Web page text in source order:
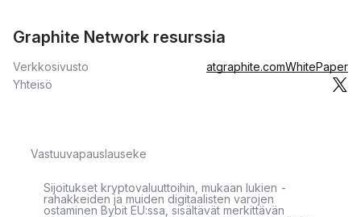
Graphite Network resurssia
Verkkosivusto atgraphite.comWhitePaper
Yhteisö
Vastuuvapauslauseke
Sijoitukset kryptovaluuttoihin, mukaan lukien -
rahakkeiden ja muiden digitaalisten varojen
ostaminen Bybit EU:ssa, sisältävät merkittävän